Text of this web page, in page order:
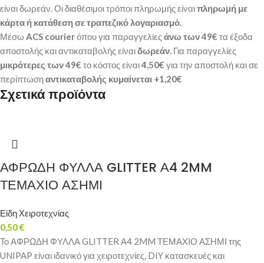
είναι δωρεάν. Οι διαθέσιμοι τρόποι πληρωμής είναιπληρωμή με
κάρτα ή κατάθεση σε τραπεζικό λογαριασμό.
Μέσω ACS courierόπου για παραγγελίεςάνω των 49€ τα έξοδα
αποστολής και αντικαταβολής είναιδωρεάν. Για παραγγελίες
μικρότερες των 49€ το κόστος είναι4,50€ για την αποστολή και σε
περίπτωσηαντικαταβολής κυμαίνεται +1,20€
Σχετικά προϊόντα
ΑΦΡΩΔΗ ΦΥΛΛΑ GLITTER Α4 2MM
ΤΕΜΑΧΙΟ ΑΣΗΜΙ
Είδη Χειροτεχνίας
0,50€
Το ΑΦΡΩΔΗ ΦΥΛΛΑ GLITTER Α4 2MM ΤΕΜΑΧΙΟ ΑΣΗΜΙ της
UNIPAP είναι ιδανικό για χειροτεχνίες, DIY κατασκευές και